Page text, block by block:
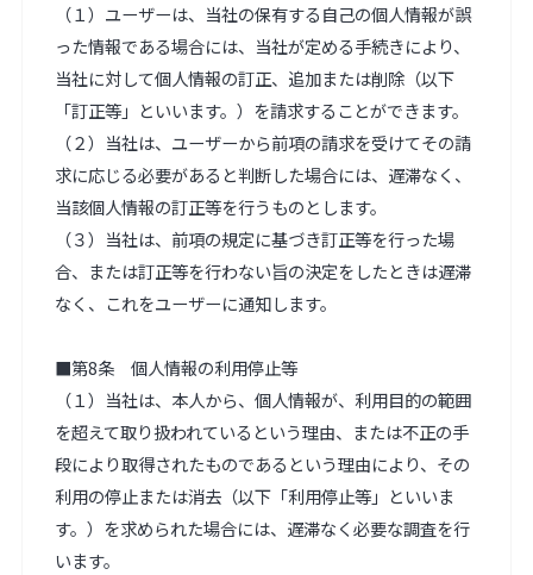
（１）ユーザーは、当社の保有する自己の個人情報が誤
った情報である場合には、当社が定める手続きにより、
当社に対して個人情報の訂正、追加または削除（以下
「訂正等」といいます。）を請求することができます。
（２）当社は、ユーザーから前項の請求を受けてその請
求に応じる必要があると判断した場合には、遅滞なく、
当該個人情報の訂正等を行うものとします。
（３）当社は、前項の規定に基づき訂正等を行った場
合、または訂正等を行わない旨の決定をしたときは遅滞
なく、これをユーザーに通知します。
■第8条　個人情報の利用停止等
（１）当社は、本人から、個人情報が、利用目的の範囲
を超えて取り扱われているという理由、または不正の手
段により取得されたものであるという理由により、その
利用の停止または消去（以下「利用停止等」といいま
す。）を求められた場合には、遅滞なく必要な調査を行
います。